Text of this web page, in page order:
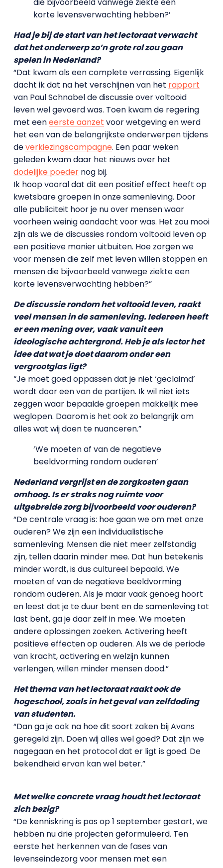
korte levensverwachting hebben?’
Had je bij de start van het lectoraat verwacht
dat het onderwerp zo’n grote rol zou gaan
spelen in Nederland?
“Dat kwam als een complete verrassing. Eigenlijk
dacht ik dat na het verschijnen van het rapport
van Paul Schnabel de discussie over voltooid
leven wel gevoerd was. Toen kwam de regering
met eeneerste aanzet voor wetgeving en werd
het een van de belangrijkste onderwerpen tijdens
deverkiezingscampagne. Een paar weken
geleden kwam daar het nieuws over het
dodelijke poedernog bij.
Ik hoop vooral dat dit een positief effect heeft op
kwetsbare groepen in onze samenleving. Door
alle publiciteit hoor je nu over mensen waar
voorheen weinig aandacht voor was. Het zou mooi
zijn als we de discussies rondom voltooid leven op
een positieve manier uitbuiten. Hoe zorgen we
voor mensen die zelf met leven willen stoppen en
mensen die bijvoorbeeld vanwege ziekte een
korte levensverwachting hebben?”
De discussie rondom het voltooid leven, raakt
veel mensen in de samenleving. Iedereen heeft
er een mening over, vaak vanuit een
ideologische achtergrond. Heb je als lector het
idee dat wat je doet daarom onder een
vergrootglas ligt?
“Je moet goed oppassen dat je niet ‘geclaimd’
wordt door een van de partijen. Ik wil niet iets
zeggen waar bepaalde groepen makkelijk mee
weglopen. Daarom is het ook zo belangrijk om
alles wat wij doen te nuanceren.”
‘We moeten af van de negatieve
beeldvorming rondom ouderen’
Nederland vergrijst en de zorgkosten gaan
omhoog. Is er straks nog ruimte voor
uitgebreide zorg bijvoorbeeld voor ouderen?
“De centrale vraag is: hoe gaan we om met onze
ouderen? We zijn een individualistische
samenleving. Mensen die niet meer zelfstandig
zijn, tellen daarin minder mee. Dat hun betekenis
minder wordt, is dus cultureel bepaald. We
moeten af van de negatieve beeldvorming
rondom ouderen. Als je maar vaak genoeg hoort
en leest dat je te duur bent en de samenleving tot
last bent, ga je daar zelf in mee. We moeten
andere oplossingen zoeken. Activering heeft
positieve effecten op ouderen. Als we de periode
van kracht, activering en welzijn kunnen
verlengen, willen minder mensen dood.”
Het thema van het lectoraat raakt ook de
hogeschool, zoals in het geval van zelfdoding
van studenten.
“Dan ga je ook na hoe dit soort zaken bij Avans
geregeld zijn. Doen wij alles wel goed? Dat zijn we
nagegaan en het protocol dat er ligt is goed. De
bekendheid ervan kan wel beter.”
Met welke concrete vraag houdt het lectoraat
zich bezig?
“De kenniskring is pas op 1 september gestart, we
hebben nu drie projecten geformuleerd. Ten
eerste het herkennen van de fases van
levenseindezorg voor mensen met een